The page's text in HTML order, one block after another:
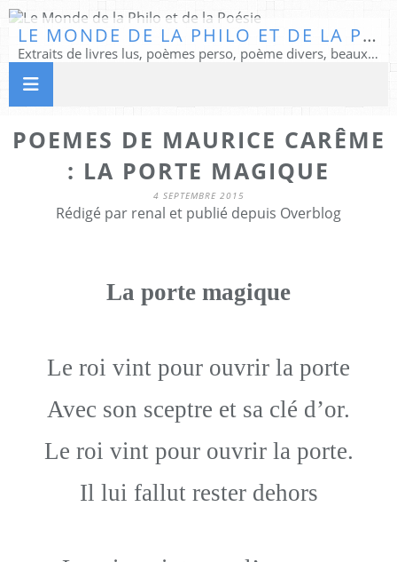
LE MONDE DE LA PHILO ET DE LA POÉSIE
Extraits de livres lus, poèmes perso, poème divers, beaux textes...
POEMES DE MAURICE CARÊME
: LA PORTE MAGIQUE
4 SEPTEMBRE 2015
Rédigé par renal et publié depuis Overblog
La porte magique
Le roi vint pour ouvrir la porte
Avec son sceptre et sa clé d’or.
Le roi vint pour ouvrir la porte.
Il lui fallut rester dehors